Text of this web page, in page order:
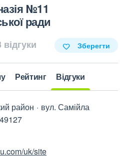
№11
ради
відгуки Зберегти
Рейтинг Відгуки
район
вул. Самійла
uk/site